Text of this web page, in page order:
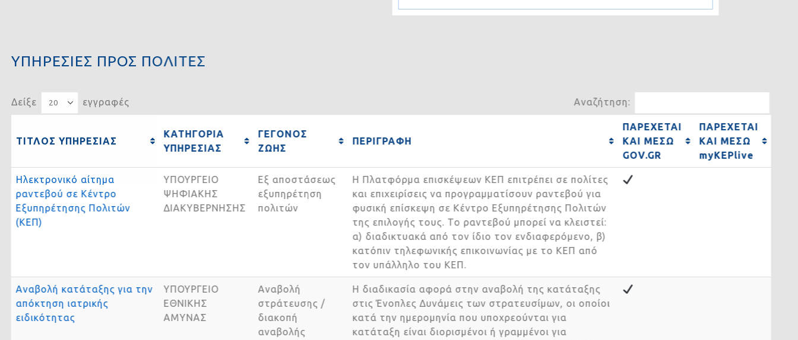
ΥΠΗΡΕΣΙΕΣ ΠΡΟΣ ΠΟΛΙΤΕΣ
Δείξε εγγραφές Αναζήτηση:
ΤΙΤΛΟΣ ΥΠΗΡΕΣΙΑΣ
ΚΑΤΗΓΟΡΙΑ
ΥΠΗΡΕΣΙΑΣ
ΓΕΓΟΝΟΣ
ΖΩΗΣ
ΠΕΡΙΓΡΑΦΗ
ΠΑΡΕΧΕΤΑΙ
ΚΑΙ ΜΕΣΩ
GOV.GR
ΠΑΡΕΧΕΤΑΙ
ΚΑΙ ΜΕΣΩ
myKEPlive
Ηλεκτρονικό αίτημα
ραντεβού σε Κέντρο
Εξυπηρέτησης Πολιτών
(ΚΕΠ)
ΥΠΟΥΡΓΕΙΟ
ΨΗΦΙΑΚΗΣ
ΔΙΑΚΥΒΕΡΝΗΣΗΣ
Εξ αποστάσεως
εξυπηρέτηση
πολιτών
Η Πλατφόρμα επισκέψεων ΚΕΠ επιτρέπει σε πολίτες
και επιχειρίσεις να προγραμματίσουν ραντεβού για
φυσική επίσκεψη σε Κέντρο Εξυπηρέτησης Πολιτών
της επιλογής τους. Το ραντεβού μπορεί να κλειστεί:
α) διαδικτυακά από τον ίδιο τον ενδιαφερόμενο, β)
κατόπιν τηλεφωνικής επικοινωνίας με το ΚΕΠ από
τον υπάλληλο του ΚΕΠ.
Αναβολή κατάταξης για την
απόκτηση ιατρικής
ειδικότητας
ΥΠΟΥΡΓΕΙΟ
ΕΘΝΙΚΗΣ
ΑΜΥΝΑΣ
Αναβολή
στράτευσης /
διακοπή
αναβολής
Η διαδικασία αφορά στην αναβολή της κατάταξης
στις Ένοπλες Δυνάμεις των στρατευσίμων, οι οποίοι
κατά την ημερομηνία που υποχρεούνται για
κατάταξη είναι διορισμένοι ή γραμμένοι για